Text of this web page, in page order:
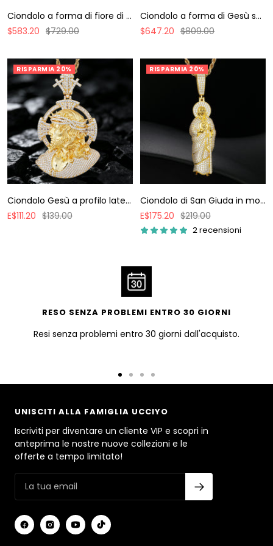
Ciondolo a forma di fiore di Gesù in moissanite S925
Prezzo
vendita
$583.20 Prezzo
$729.00
Ciondolo a forma di Gesù sanguinante in smalto moissanite S925
Prezzo
vendita
$647.20 Prezzo
$809.00
RISPARMIA 20%
Ciondolo Gesù a profilo laterale in moissanite S925
Prezzo
E$111.20 Prezzo
$139.00
RISPARMIA 20%
Ciondolo di San Giuda in moissanite S925
Prezzo
di
E$175.20 Prezzo
regolare
$219.00
2 recensioni
RESO SENZA PROBLEMI ENTRO 30 GIORNI
Resi senza problemi entro 30 giorni dall'acquisto.
Vai
slide
Vai
slide
Vai
slide
Vai
slide
UNISCITI ALLA FAMIGLIA UCCIYO
Iscriviti per diventare un cliente VIP e scopri in
anteprima le nostre nuove collezioni e le
offerte a tempo limitato!